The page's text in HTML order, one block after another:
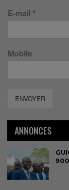
E-mail *
Mobile
ENVOYER
ANNONCES